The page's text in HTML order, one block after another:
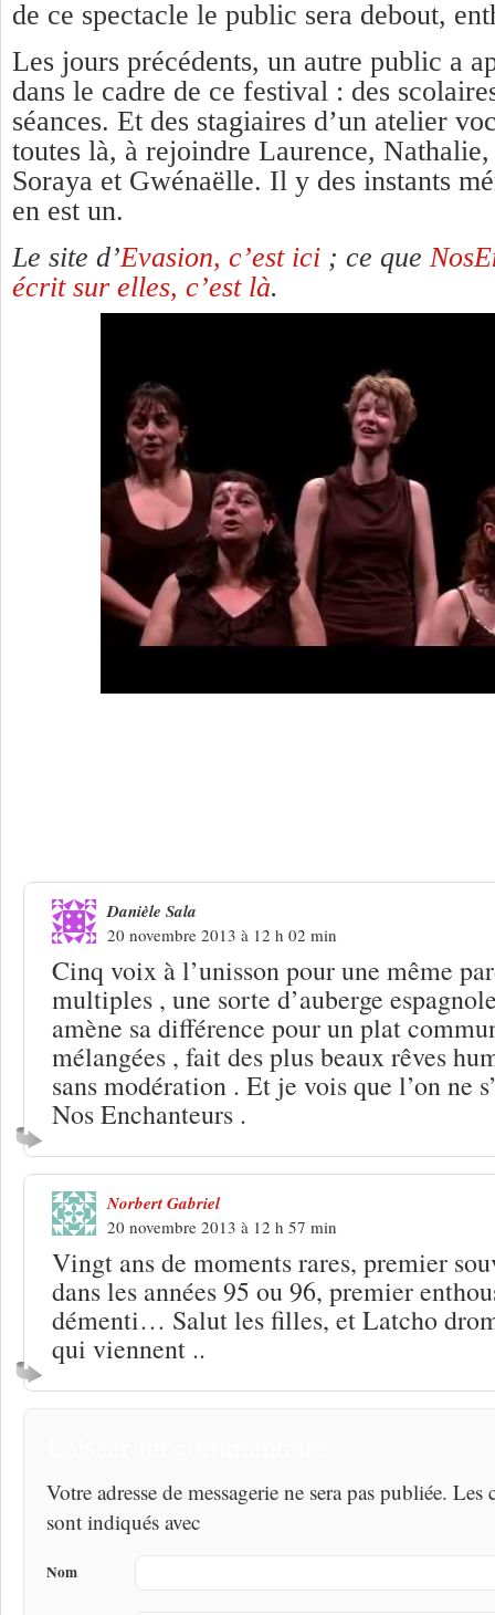
de ce spectacle le public sera debout,
Les jours précédents, un autre public a
dans le cadre de ce festival : des
séances. Et des stagiaires d’un atelier
toutes là, à rejoindre Laurence,
Soraya et Gwénaëlle. Il y des instants
en est un.
Le site d’Evasion, c’est ici ; ce que
écrit sur elles, c’est là.
Danièle Sala
20 novembre 2013 à 12 h 02 min
Cinq voix à l’unisson pour une même
multiples , une sorte d’auberge
amène sa différence pour un plat
mélangées , fait des plus beaux rêves
sans modération . Et je vois que l’on ne
Nos Enchanteurs .
Norbert Gabriel
20 novembre 2013 à 12 h 57 min
Vingt ans de moments rares, premier
dans les années 95 ou 96, premier
démenti… Salut les filles, et Latcho
qui viennent ..
Votre adresse de messagerie ne sera pas publiée.
sont indiqués avec
Nom